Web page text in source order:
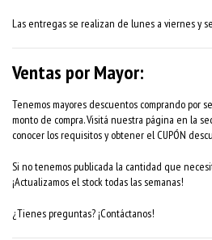
Las entregas se realizan de lunes a viernes y
Ventas por Mayor:
Tenemos mayores descuentos comprando por
monto de compra. Visitá nuestra página en la
conocer los requisitos y obtener el CUPÓN
Si no tenemos publicada la cantidad que
¡Actualizamos el stock todas las semanas!
¿Tienes preguntas? ¡Contáctanos!